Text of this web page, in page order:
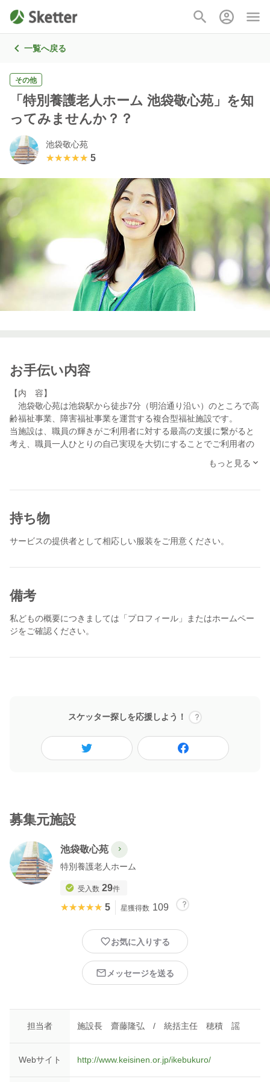
一覧へ戻る
その他
「特別養護老人ホーム 池袋敬心苑」を知
ってみませんか？？
池袋敬心苑
★★★★★
★★★★★ 5
お手伝い内容
【内 容】
池袋敬心苑は池袋駅から徒歩7分（明治通り沿い）のところで高
齢福祉事業、障害福祉事業を運営する複合型福祉施設です。
当施設は、職員の輝きがご利用者に対する最高の支援に繋がると
考え、職員一人ひとりの自己実現を大切にすることでご利用者の
是非、スケッターの皆さんにもこの池袋敬心苑の魅力を肌で感じ
【体験会概要】
令和3年10月3日（日） 10：00～16：00（集合受付 9：
09：30 集合
10：00 オリエンテーション
どについてご説明致します。
12：00 昼食休憩
➡施設で提供している食事をお召し上がり頂きます。
13：00 『ちいさい秋みぃつけた』
頂き、秋の風情を感じて頂きます。
➡以下の4つの項目からお好きなものを選択頂き、体験し
て頂きます。
①介助体験（移乗・入浴・排泄などの介助体験）
②個別支援（ご利用者とのレクリエーションやコミュ
③特技披露（スケッターの皆さんの特技を希望があれ
④職種体験（介護職員、生活相談員、介護支援専門
員、機能訓練指導員、看護職員、管理栄養士、施設長など
いずれかの職種に同行し職種を体験）
16：00 解散
私たちはサービスを提供する側ですから、サービスの提供者と
して相応しい服装をご用意ください。但し、正装ではなくて
もっと見る
持ち物
サービスの提供者として相応しい服装をご用意ください。
備考
私どもの概要につきましては「プロフィール」またはホームペー
ジをご確認ください。
スケッター探しを応援しよう！
募集元施設
池袋敬心苑
特別養護老人ホーム
受入数 29件
★★★★★
★★★★★ 5 星獲得数 109
お気に入りする
メッセージを送る
担当者 施設長 齋藤隆弘 / 統括主任 穂積 謡
Webサイト http://www.keisinen.or.jp/ikebukuro/